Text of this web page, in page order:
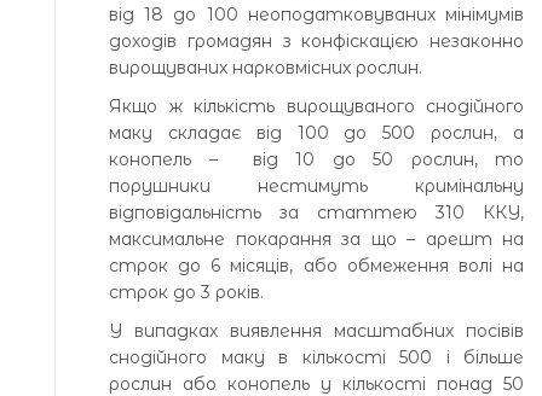
від 18 до 100 неоподатковуваних мінімумів
доходів громадян з конфіскацією незаконно
вирощуваних нарковмісних рослин.
Якщо ж кількість вирощуваного снодійного
маку складає від 100 до 500 рослин, а
конопель – від 10 до 50 рослин, то
порушники нестимуть кримінальну
відповідальність за статтею 310 ККУ,
максимальне покарання за що – арешт на
строк до 6 місяців, або обмеження волі на
строк до 3 років.
У випадках виявлення масштабних посівів
снодійного маку в кількості 500 і більше
рослин або конопель у кількості понад 50